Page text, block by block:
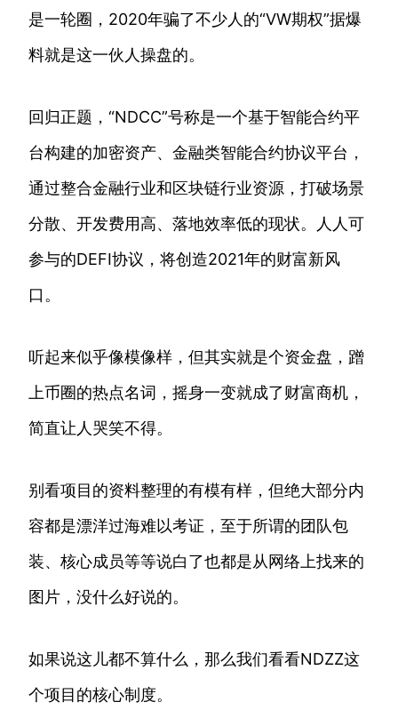
是一轮圈，2020年骗了不少人的“VW期权”据爆
料就是这一伙人操盘的。
回归正题，“NDCC”号称是一个基于智能合约平
台构建的加密资产、金融类智能合约协议平台，
通过整合金融行业和区块链行业资源，打破场景
分散、开发费用高、落地效率低的现状。人人可
参与的DEFI协议，将创造2021年的财富新风
口。
听起来似乎像模像样，但其实就是个资金盘，蹭
上币圈的热点名词，摇身一变就成了财富商机，
简直让人哭笑不得。
别看项目的资料整理的有模有样，但绝大部分内
容都是漂洋过海难以考证，至于所谓的团队包
装、核心成员等等说白了也都是从网络上找来的
图片，没什么好说的。
如果说这儿都不算什么，那么我们看看NDZZ这
个项目的核心制度。